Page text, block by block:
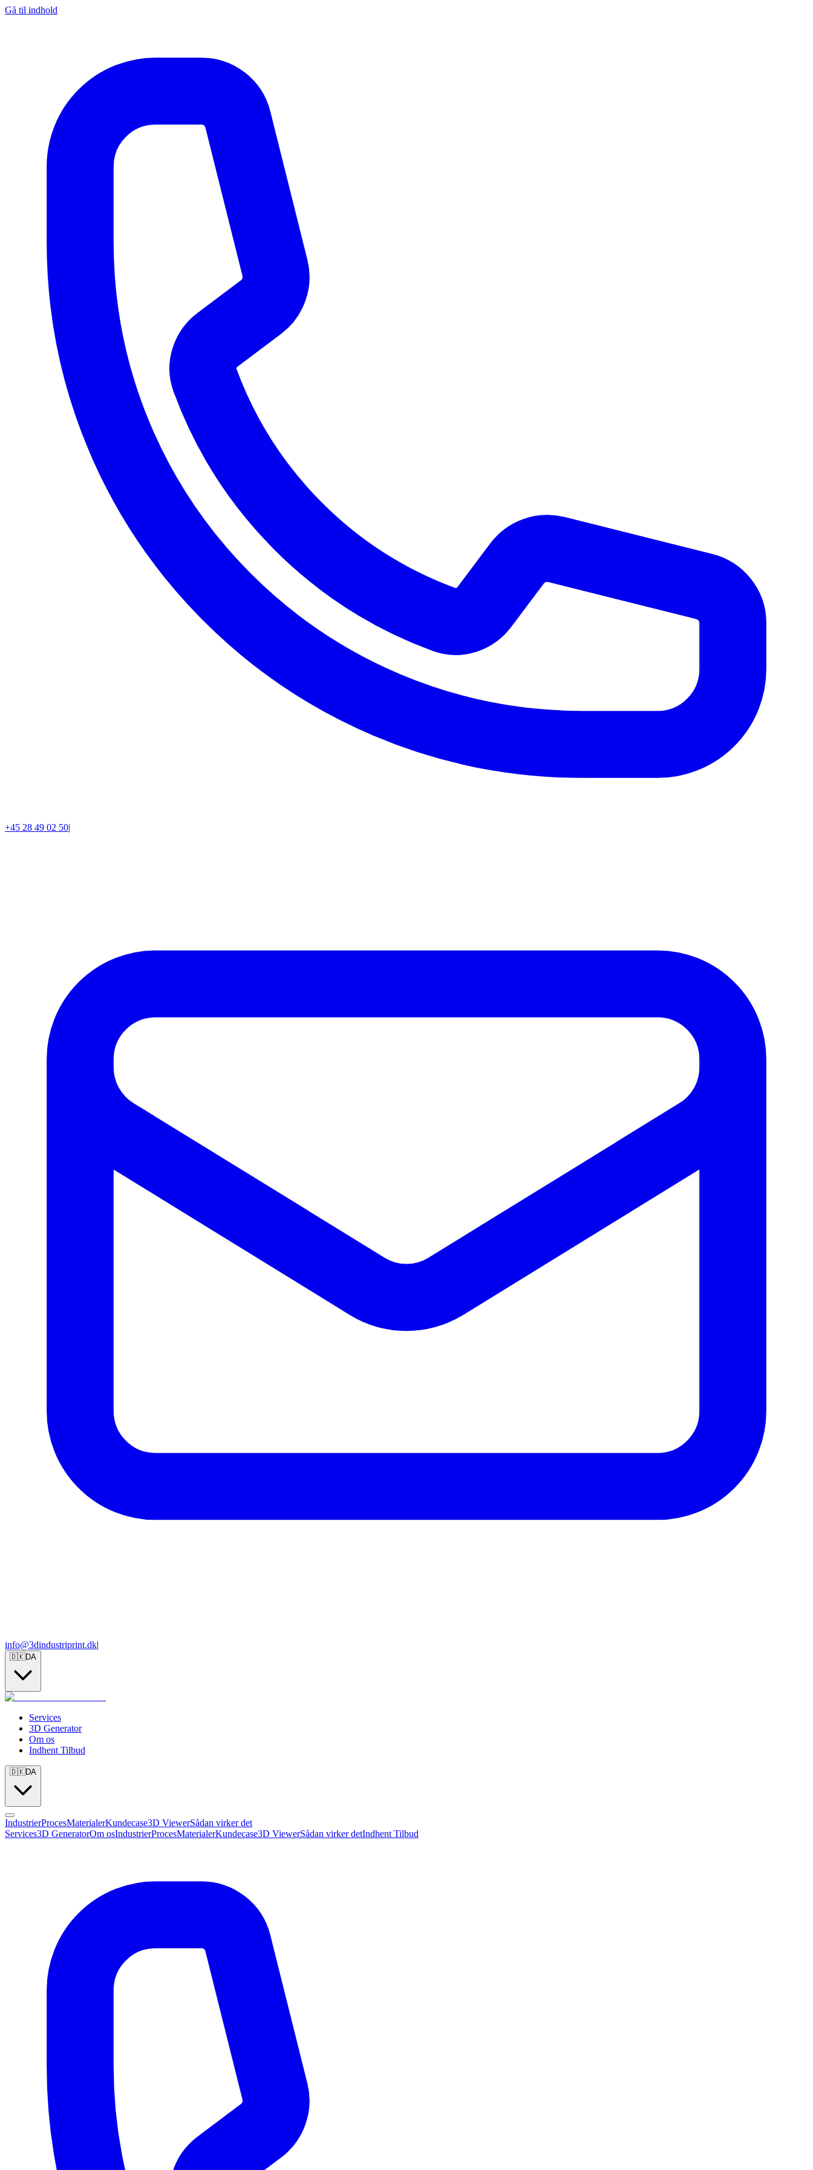
Gå til indhold
+45 28 49 02 50|
info@3dindustriprint.dk|
🇩🇰DA
Services
3D Generator
Om os
Indhent Tilbud
🇩🇰DA
IndustrierProcesMaterialerKundecase3D ViewerSådan virker det
Services3D GeneratorOm osIndustrierProcesMaterialerKundecase3D ViewerSådan virker detIndhent Tilbud